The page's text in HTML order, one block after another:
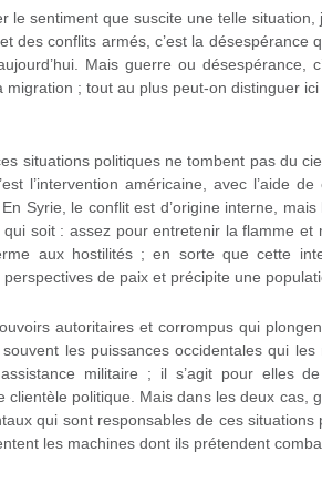
le sentiment que suscite une telle
des conflits armés, c’est la
Mais guerre ou désespérance,
migration ; tout au plus peut-on distinguer
situations politiques ne tombent pas du
l’intervention américaine, avec l’aide
Syrie, le conflit est d’origine interne,
qui soit : assez pour entretenir la flamme
aux hostilités ; en sorte que cette
de paix et précipite une
autoritaires et corrompus qui
les puissances occidentales qui
militaire ; il s’agit pour elles
clientèle politique. Mais dans les deux
qui sont responsables de ces
les machines dont ils prétendent